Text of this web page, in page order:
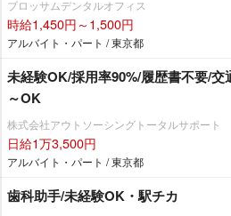
ブロッサムデンタルオフィス
時給1,450円～1,500円
アルバイト・パート / 東京都
未経験OK/採用率90%/履歴書不要/交
～OK
株式会社アウトソーシングトータルサポート
日給1万3,500円
アルバイト・パート / 東京都
歯科助手/未経験OK・駅チカ